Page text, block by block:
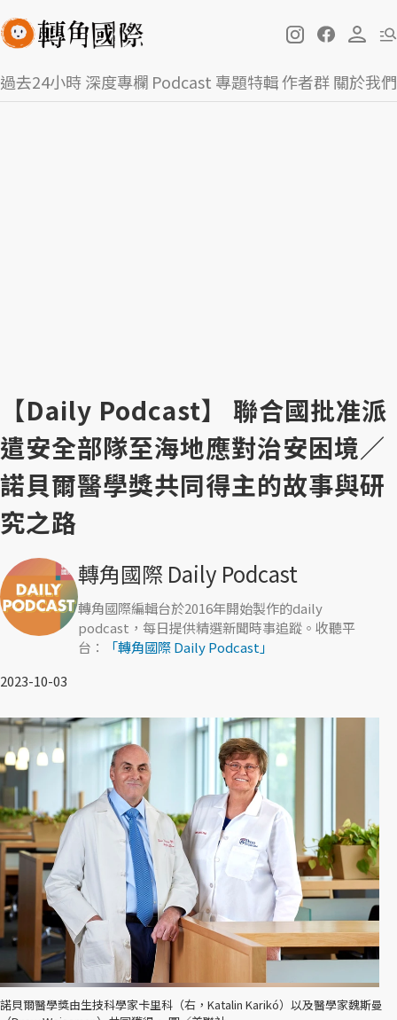
過去24小時深度專欄 Podcast 專題特輯作者群關於我們
【Daily Podcast】 聯合國批准派
遣安全部隊至海地應對治安困境／
諾貝爾醫學獎共同得主的故事與研
究之路
轉角國際 Daily Podcast
轉角國際編輯台於2016年開始製作的daily
podcast，每日提供精選新聞時事追蹤。收聽平
台：
「轉角國際 Daily Podcast」
2023-10-03
諾貝爾醫學獎由生技科學家卡里科（右，Katalin Karikó）以及醫學家魏斯曼